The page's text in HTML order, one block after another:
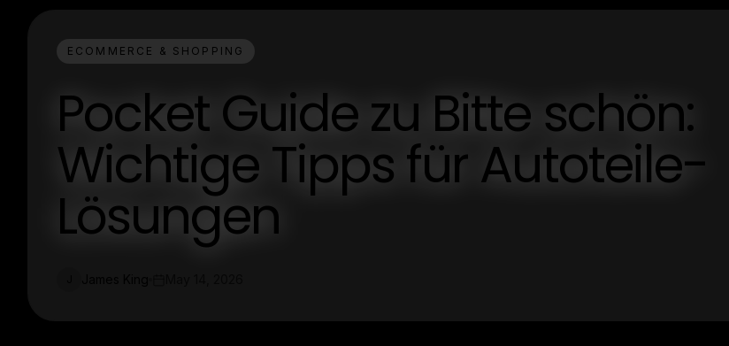
ECOMMERCE & SHOPPING
Pocket Guide zu Bitte schön:
Wichtige Tipps für Autoteile-
Lösungen